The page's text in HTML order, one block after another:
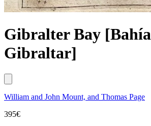
Gibralter Bay
Gibraltar]
William and John Mount, and Thomas Page
395€